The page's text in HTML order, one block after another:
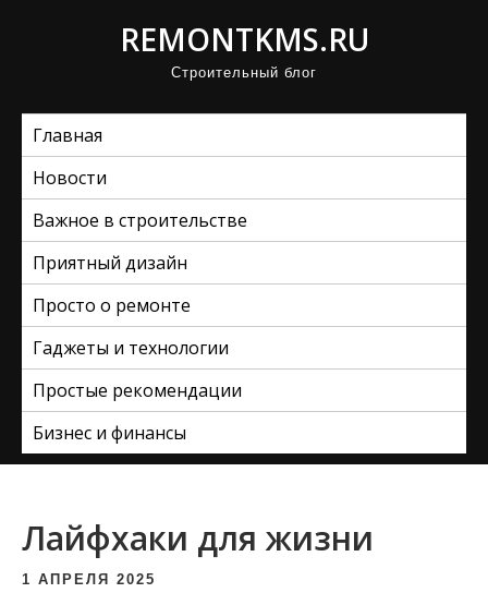
REMONTKMS.RU
Строительный блог
Главная
Новости
Важное в строительстве
Приятный дизайн
Просто о ремонте
Гаджеты и технологии
Простые рекомендации
Бизнес и финансы
Лайфхаки для жизни
1 АПРЕЛЯ 2025